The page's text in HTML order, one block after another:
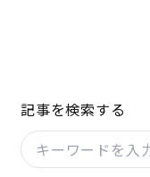
記事を検索する